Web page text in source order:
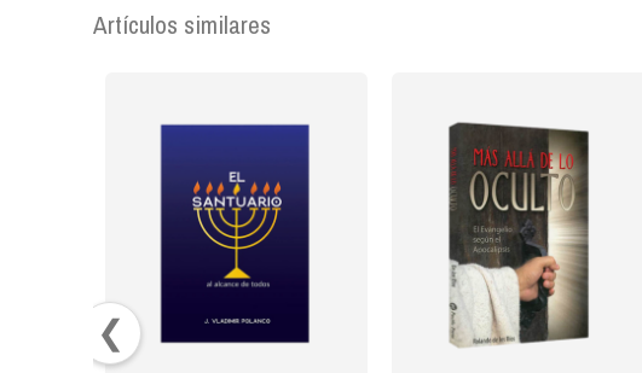
Artículos similares
❮